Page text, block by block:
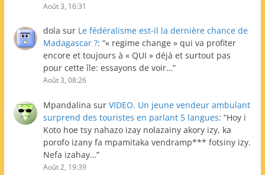
Août 3, 16:31
dola sur Le fédéralisme est-il la dernière chance de
Madagascar ?: “« regime change » qui va profiter
encore et toujours à « QUI » déjà et surtout pas
pour cette île: essayons de voir…”
Août 3, 08:26
Mpandalina sur VIDEO. Un jeune vendeur ambulant
surprend des touristes en parlant 5 langues: “Hoy i
Koto hoe tsy nahazo izay nolazainy akory izy, ka
porofo izany fa mpamitaka vendramp*** fotsiny izy.
Nefa izahay…”
Août 2, 19:39